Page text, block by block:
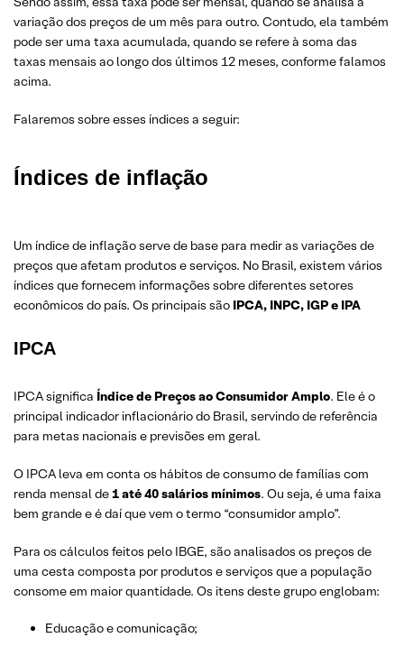
variação dos preços de um mês para outro. Contudo, ela também
pode ser uma taxa acumulada, quando se refere à soma das
taxas mensais ao longo dos últimos 12 meses, conforme falamos
acima.
Falaremos sobre esses índices a seguir:
Índices de inflação
Um índice de inflação serve de base para medir as variações de
preços que afetam produtos e serviços. No Brasil, existem vários
índices que fornecem informações sobre diferentes setores
econômicos do país. Os principais são IPCA, INPC, IGP e IPA
IPCA
IPCA significa Índice de Preços ao Consumidor Amplo. Ele é o
principal indicador inflacionário do Brasil, servindo de referência
para metas nacionais e previsões em geral.
O IPCA leva em conta os hábitos de consumo de famílias com
renda mensal de1 até 40 salários mínimos. Ou seja, é uma faixa
bem grande e é daí que vem o termo “consumidor amplo”.
Para os cálculos feitos pelo IBGE, são analisados os preços de
uma cesta composta por produtos e serviços que a população
consome em maior quantidade. Os itens deste grupo englobam:
Educação e comunicação;